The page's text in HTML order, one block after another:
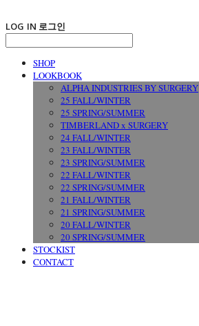
LOG IN 로그인
SHOP
LOOKBOOK
ALPHA INDUSTRIES BY SURGERY
25 FALL/WINTER
25 SPRING/SUMMER
TIMBERLAND x SURGERY
24 FALL/WINTER
23 FALL/WINTER
23 SPRING/SUMMER
22 FALL/WINTER
22 SPRING/SUMMER
21 FALL/WINTER
21 SPRING/SUMMER
20 FALL/WINTER
20 SPRING/SUMMER
STOCKIST
CONTACT